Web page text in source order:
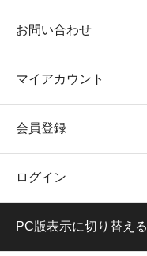
お問い合わせ
マイアカウント
会員登録
ログイン
PC版表示に切り替える